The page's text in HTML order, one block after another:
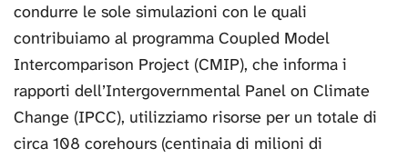
condurre le sole simulazioni con le quali
contribuiamo al programma Coupled Model
Intercomparison Project (CMIP), che informa i
rapporti dell’Intergovernmental Panel on Climate
Change (IPCC), utilizziamo risorse per un totale di
circa 108 corehours (centinaia di milioni di